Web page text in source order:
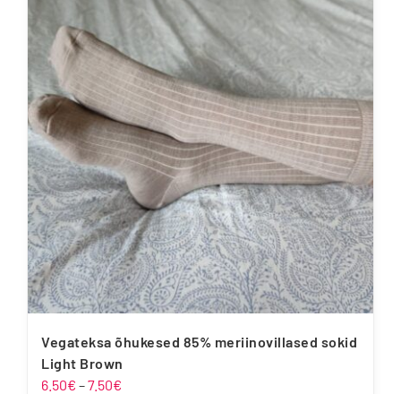
Vegateksa õhukesed 85% meriinovillased sokid
Light Brown
6.50€ –7.50€